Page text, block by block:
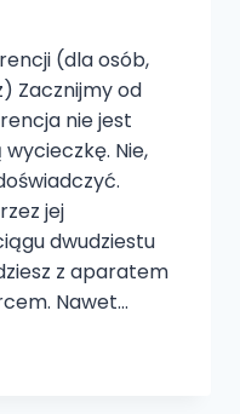
(dla osób,
Zacznijmy od
nie jest
Nie,
jej
dwudziestu
z aparatem
Nawet…